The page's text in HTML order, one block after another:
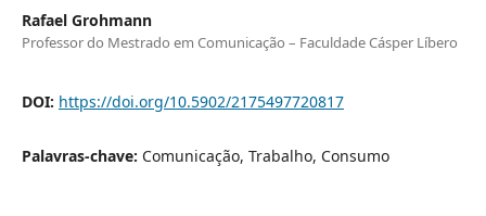
Rafael Grohmann
Professor do Mestrado em Comunicação – Faculdade Cásper Líbero
DOI: https://doi.org/10.5902/2175497720817
Palavras-chave: Comunicação, Trabalho, Consumo